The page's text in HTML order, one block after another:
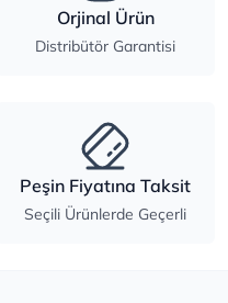
Orjinal Ürün
Distribütör Garantisi
Peşin Fiyatına Taksit
Seçili Ürünlerde Geçerli